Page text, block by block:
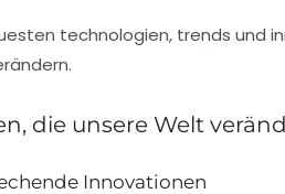
die unsere Welt
Innovationen